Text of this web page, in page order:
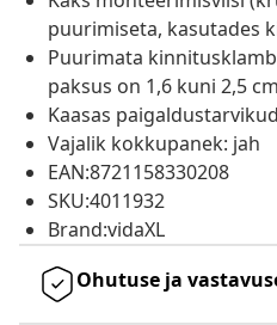
puurimiseta, kasutades
Puurimata
paksus on 1,6 kuni 2,5
Kaasas paigaldustarvikud
Vajalik kokkupanek: jah
EAN:8721158330208
SKU:4011932
Brand:vidaXL
Ohutuse ja